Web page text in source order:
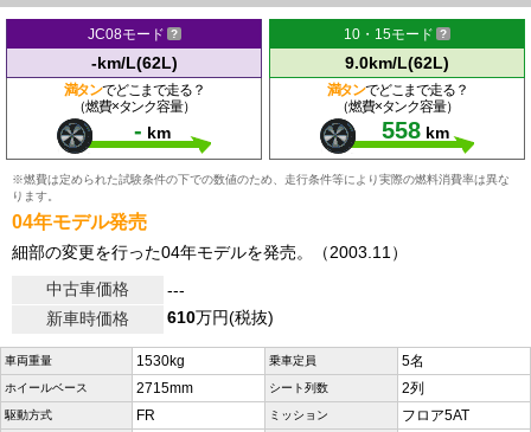
JC08モード
-km/L(62L)
満タンでどこまで走る？
（燃費×タンク容量）
- km
10・15モード
9.0km/L(62L)
満タンでどこまで走る？
（燃費×タンク容量）
558 km
※燃費は定められた試験条件の下での数値のため、走行条件等により実際の燃料消費率は異な
ります。
04年モデル発売
細部の変更を行った04年モデルを発売。（2003.11）
中古車価格
---
新車時価格
610万円(税抜)
車両重量 1530kg 乗車定員 5名
ホイールベース 2715mm シート列数 2列
駆動方式 FR ミッション フロア5AT